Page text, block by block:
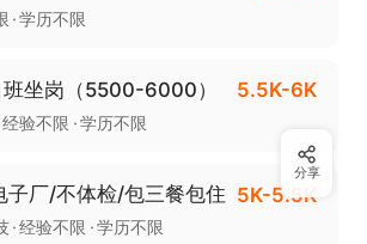
学历不限
坐岗（5500-6000） 5.5K-6K
经验不限 学历不限
厂/不体检/包三餐包住 5K-5.5K
经验不限 学历不限
分享